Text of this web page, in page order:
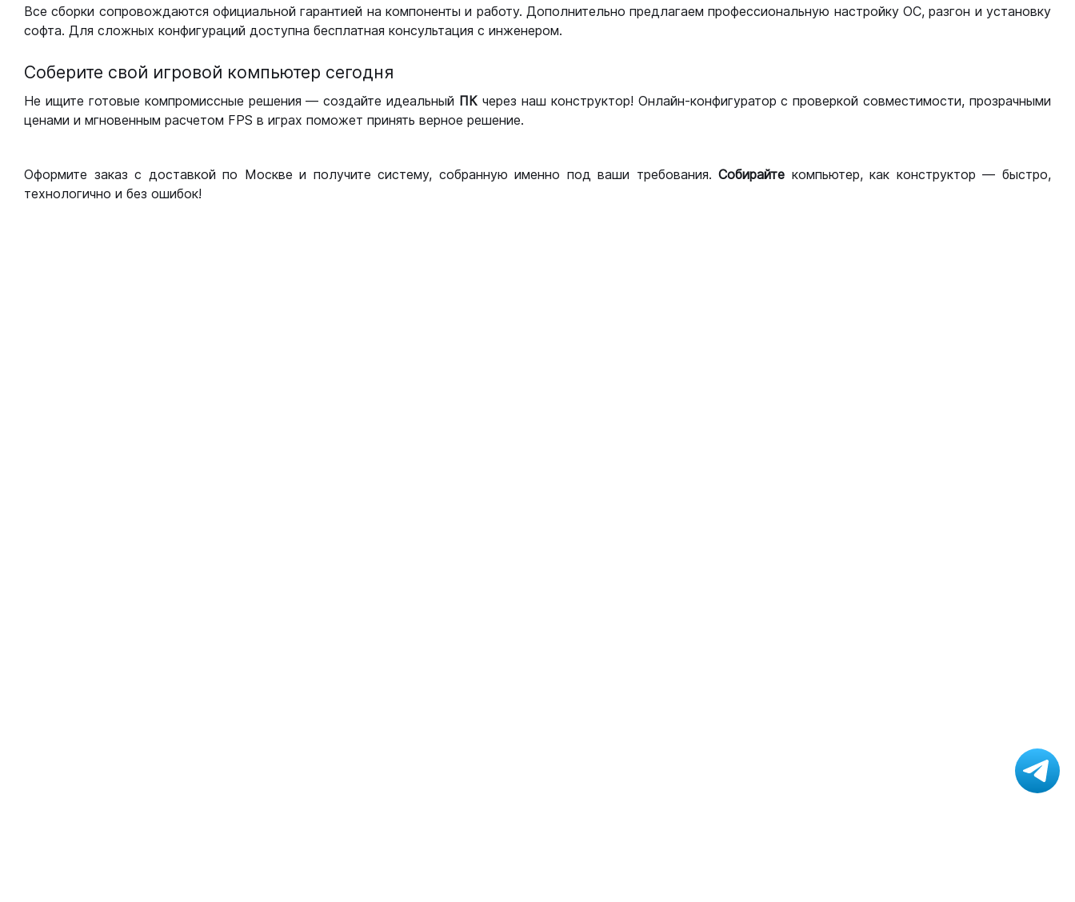
Все сборки сопровождаются официальной гарантией на компоненты и работу. Дополнительно предлагаем профессиональную настройку ОС, разгон и установку
софта. Для сложных конфигураций доступна бесплатная консультация с инженером.
Соберите свой игровой компьютер сегодня
Не ищите готовые компромиссные решения — создайте идеальный ПК через наш конструктор! Онлайн-конфигуратор с проверкой совместимости, прозрачными
ценами и мгновенным расчетом FPS в играх поможет принять верное решение.
Оформите заказ с доставкой по Москве и получите систему, собранную именно под ваши требования.Собирайте компьютер, как конструктор — быстро,
технологично и без ошибок!